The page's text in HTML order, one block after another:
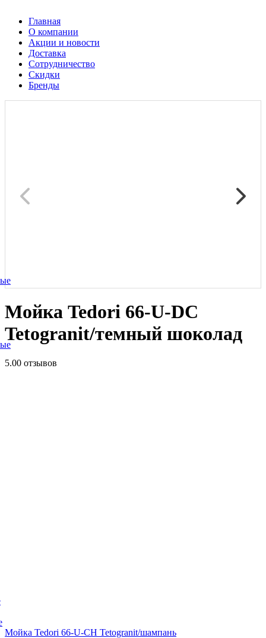
Главная
О компании
Акции и новости
Доставка
Сотрудничество
Скидки
Бренды
Мойка Tedori 66-U-DC
Tetogranit/темный шоколад
5.00 отзывов
Мойка Tedori 66-U-CH Tetogranit/шампань